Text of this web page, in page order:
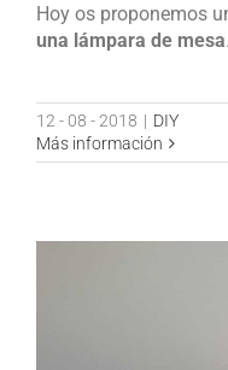
Hoy os proponemos
una lámpara de mesa
12 - 08 - 2018 | DIY
Más información